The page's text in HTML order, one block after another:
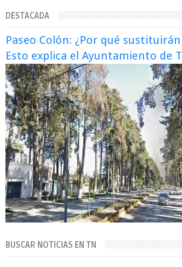
DESTACADA
Paseo Colón: ¿Por qué
Esto explica el Ayuntamiento de
BUSCAR NOTICIAS EN TN